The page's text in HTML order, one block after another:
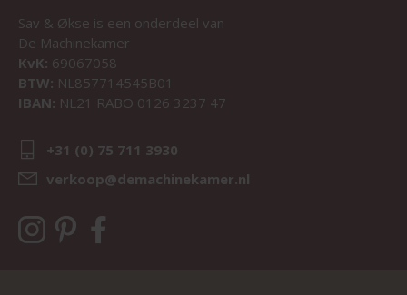
Sav & Økse is een onderdeel van
De Machinekamer
KvK: 69067058
BTW: NL857714545B01
IBAN: NL21 RABO 0126 3237 47
+31 (0) 75 711 3930
verkoop@demachinekamer.nl